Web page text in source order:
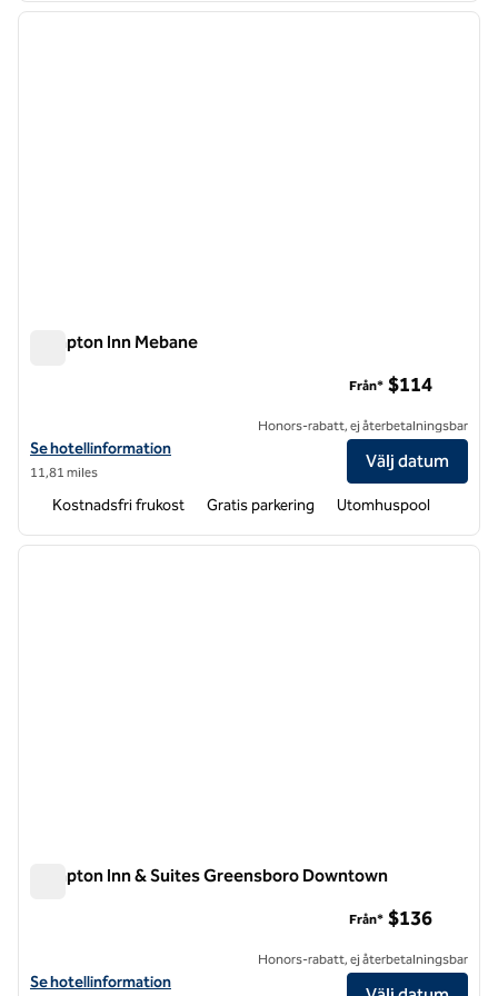
1 av 12
nästa
Hampton Inn Mebane
Visa hotelldetaljer för Hampton Inn Mebane
Se hotellinformation
11,81 miles
Från* $114
Honors-rabatt, ej återbetalningsbar
Välj datum
Kostnadsfri frukost Gratis parkering Utomhuspool
1 av 12
nästa
Hampton Inn & Suites Greensboro Downtown
Visa hotelldetaljer för Hampton Inn & Suites Greensboro Downtown
Se hotellinformation
Från* $136
Honors-rabatt, ej återbetalningsbar